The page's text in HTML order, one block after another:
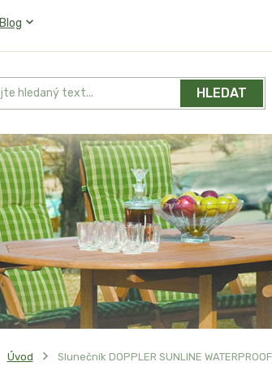
Blog
HLEDAT
Úvod Slunečník DOPPLER SUNLINE